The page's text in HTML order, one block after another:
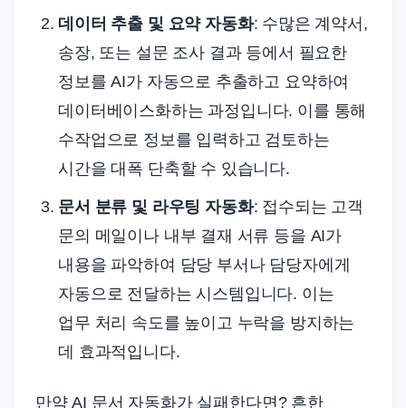
데이터 추출 및 요약 자동화: 수많은 계약서,
송장, 또는 설문 조사 결과 등에서 필요한
정보를 AI가 자동으로 추출하고 요약하여
데이터베이스화하는 과정입니다. 이를 통해
수작업으로 정보를 입력하고 검토하는
시간을 대폭 단축할 수 있습니다.
문서 분류 및 라우팅 자동화: 접수되는 고객
문의 메일이나 내부 결재 서류 등을 AI가
내용을 파악하여 담당 부서나 담당자에게
자동으로 전달하는 시스템입니다. 이는
업무 처리 속도를 높이고 누락을 방지하는
데 효과적입니다.
만약 AI 문서 자동화가 실패한다면? 흔한